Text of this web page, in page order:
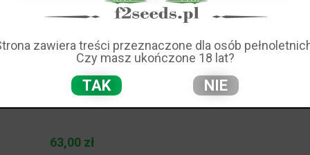
00 Kush Fast Version Feminise
63,00 zł
zawiera treści przeznaczone dla osób
Czy masz ukończone 18 lat?
TAK NIE